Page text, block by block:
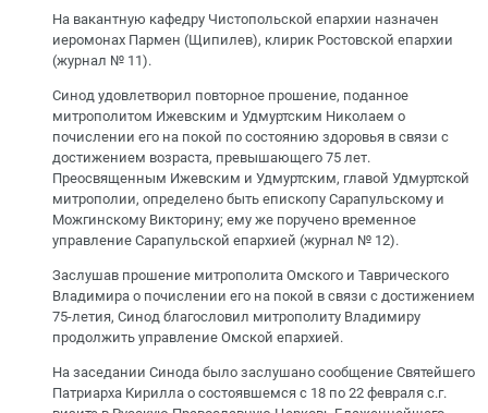
На вакантную кафедру Чистопольской епархии назначен
иеромонах Пармен (Щипилев), клирик Ростовской епархии
(журнал № 11).
Синод удовлетворил повторное прошение, поданное
митрополитом Ижевским и Удмуртским Николаем о
почислении его на покой по состоянию здоровья в связи с
достижением возраста, превышающего 75 лет.
Преосвященным Ижевским и Удмуртским, главой Удмуртской
митрополии, определено быть епископу Сарапульскому и
Можгинскому Викторину; ему же поручено временное
управление Сарапульской епархией (журнал № 12).
Заслушав прошение митрополита Омского и Таврического
Владимира о почислении его на покой в связи с достижением
75-летия, Синод благословил митрополиту Владимиру
продолжить управление Омской епархией.
На заседании Синода было заслушано сообщение Святейшего
Патриарха Кирилла о состоявшемся с 18 по 22 февраля с.г.